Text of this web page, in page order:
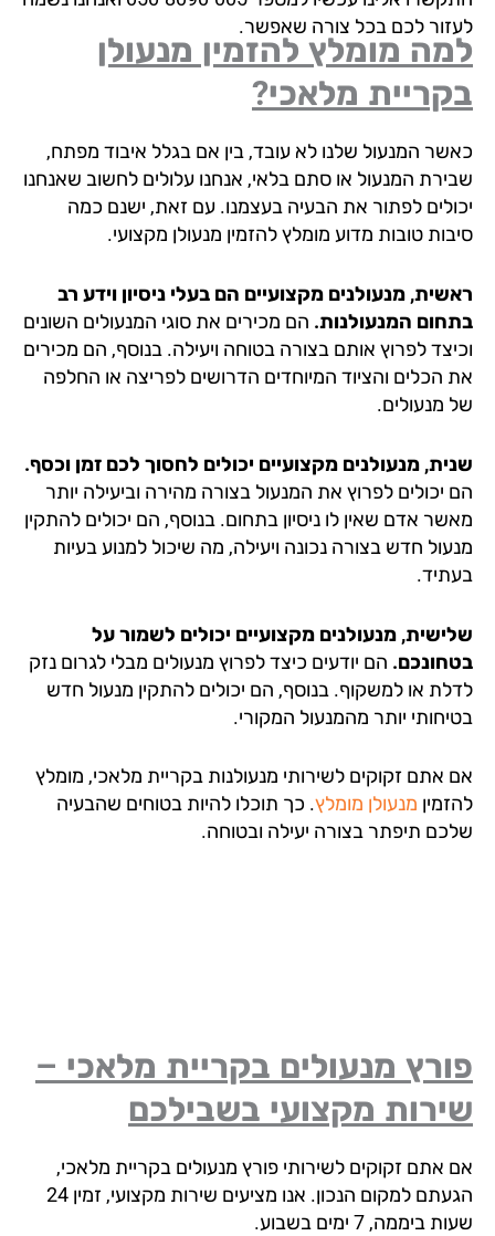
לכם בכל צורה שאפשר.
מומלץ להזמין מנעולן
מלאכי?
המנעול שלנו לא עובד, בין אם בגלל איבוד מפתח,
המנעול או סתם בלאי, אנחנו עלולים לחשוב שאנחנו
לפתור את הבעיה בעצמנו. עם זאת, ישנם כמה
טובות מדוע מומלץ להזמין מנעולן מקצועי.
מנעולנים מקצועיים הם בעלי ניסיון וידע רב
המנעולנות.הם מכירים את סוגי המנעולים השונים
לפרוץ אותם בצורה בטוחה ויעילה. בנוסף, הם מכירים
הכלים והציוד המיוחדים הדרושים לפריצה או החלפה
מנעולים.
מנעולנים מקצועיים יכולים לחסוך לכם זמן וכסף.
יכולים לפרוץ את המנעול בצורה מהירה וביעילה יותר
אדם שאין לו ניסיון בתחום. בנוסף, הם יכולים להתקין
חדש בצורה נכונה ויעילה, מה שיכול למנוע בעיות
מנעולנים מקצועיים יכולים לשמור על
הם יודעים כיצד לפרוץ מנעולים מבלי לגרום נזק
או למשקוף. בנוסף, הם יכולים להתקין מנעול חדש
יותר מהמנעול המקורי.
אתם זקוקים לשירותי מנעולנות בקריית מלאכי, מומלץ
מנעולן מומלץ. כך תוכלו להיות בטוחים שהבעיה
תיפתר בצורה יעילה ובטוחה.
מנעולים בקריית מלאכי –
מקצועי בשבילכם
אתם זקוקים לשירותי פורץ מנעולים בקריית מלאכי,
הגעתם למקום הנכון. אנו מציעים שירות מקצועי, זמין 24
ביממה, 7 ימים בשבוע.